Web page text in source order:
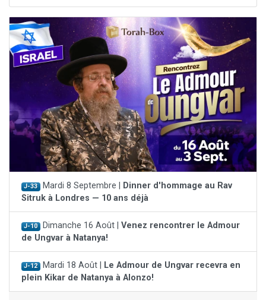
J-33 Mardi 8 Septembre |
Dinner d'hommage au Rav
Sitruk à Londres — 10 ans déjà
J-10 Dimanche 16 Août | Venez rencontrer le Admour
de Ungvar à Natanya!
J-12 Mardi 18 Août |
Le Admour de Ungvar recevra en
plein Kikar de Natanya à Alonzo!